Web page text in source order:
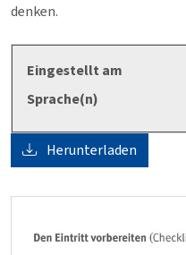
denken.
Eingestellt am
Sprache(n)
Herunterladen